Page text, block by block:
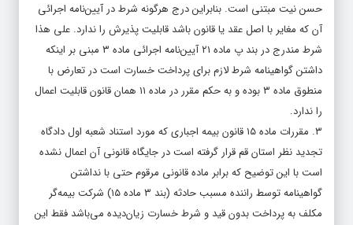
حسن نیت مبتنی است. بنابراین درج هرگونه شرط در آیین‌نامه اجرائی
آن که مغایر با اصل عقد یا قانون باشد قابلیت پذیرش را ندارد. علی هذا
شرط مندرج در بند پ ماده ۲۱ آیین‌نامه اجرائی ماده ۳ مبنی بر اینکه
داشتن گواهینامه شرط لازم برای پرداخت خسارت است در تعارض با
منطوق ماده ۳ بوده و به حکم مقرر در ماده ۱۱ همان قانون قابلیت اعمال
را ندارد.
۳. مقررات ماده ۱۵ قانون بیمه اجباری که مورد استناد شعبه اول دادگاه
تجدید نظر استان قم قرار گرفته است در جایگاه قانونی آن اعمال نشده
است با این توضیح که برابر ماده قانونی مرقوم حتی با نداشتن
گواهینامه توسط راننده مسبب حادثه (بند ۳ ماده ۱۵) شرکت بیمه‌گر
مکلف به پرداخت بدون قید و شرط خسارت زیان‌دیده می‌باشد فقط این